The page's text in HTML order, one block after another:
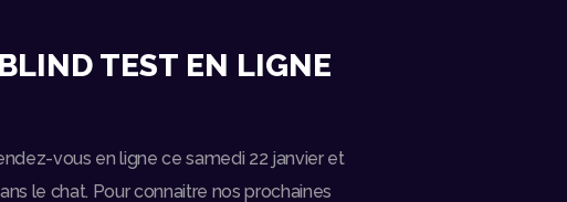
TEST EN LIGNE
vous en ligne ce samedi 22 janvier et
le chat. Pour connaitre nos prochaines